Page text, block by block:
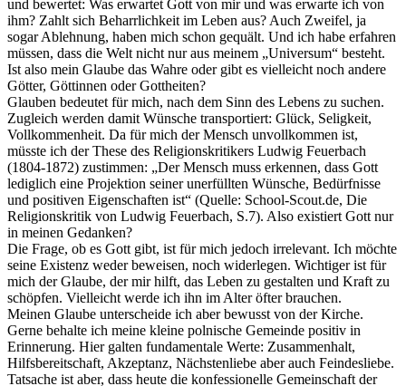
und bewertet: Was erwartet Gott von mir und was erwarte ich von
ihm? Zahlt sich Beharrlichkeit im Leben aus? Auch Zweifel, ja
sogar Ablehnung, haben mich schon gequält. Und ich habe erfahren
müssen, dass die Welt nicht nur aus meinem „Universum“ besteht.
Ist also mein Glaube das Wahre oder gibt es vielleicht noch andere
Götter, Göttinnen oder Gottheiten?
Glauben bedeutet für mich, nach dem Sinn des Lebens zu suchen.
Zugleich werden damit Wünsche transportiert: Glück, Seligkeit,
Vollkommenheit. Da für mich der Mensch unvollkommen ist,
müsste ich der These des Religionskritikers Ludwig Feuerbach
(1804-1872) zustimmen: „Der Mensch muss erkennen, dass Gott
lediglich eine Projektion seiner unerfüllten Wünsche, Bedürfnisse
und positiven Eigenschaften ist“ (Quelle: School-Scout.de, Die
Religionskritik von Ludwig Feuerbach, S.7). Also existiert Gott nur
in meinen Gedanken?
Die Frage, ob es Gott gibt, ist für mich jedoch irrelevant. Ich möchte
seine Existenz weder beweisen, noch widerlegen. Wichtiger ist für
mich der Glaube, der mir hilft, das Leben zu gestalten und Kraft zu
schöpfen. Vielleicht werde ich ihn im Alter öfter brauchen.
Meinen Glaube unterscheide ich aber bewusst von der Kirche.
Gerne behalte ich meine kleine polnische Gemeinde positiv in
Erinnerung. Hier galten fundamentale Werte: Zusammenhalt,
Hilfsbereitschaft, Akzeptanz, Nächstenliebe aber auch Feindesliebe.
Tatsache ist aber, dass heute die konfessionelle Gemeinschaft der